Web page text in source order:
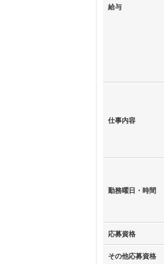
給与
仕事内容
勤務曜日・時間
応募資格
その他応募資格